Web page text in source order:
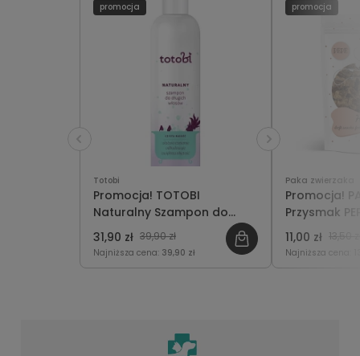
Totobi
Promocja! TOTOBI
Naturalny Szampon do
Długich Włosów 300ml
31,90 zł 39,90 zł
Najniższa cena: 39,90 zł
promocja
Paka zwierzaka
Promocja!
Przysmak
70g
11,00 zł 13,50
Najniższa cena:
promocja